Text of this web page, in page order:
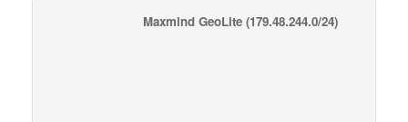
Maxmind GeoLite(179.48.244.0/24)